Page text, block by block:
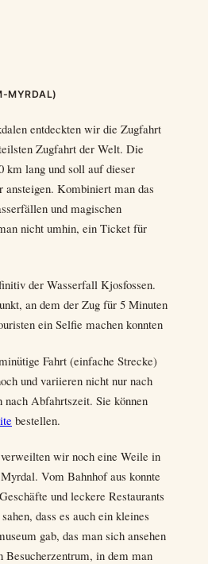
MYRDAL)
entdeckten wir die Zugfahrt
Zugfahrt der Welt. Die
km lang und soll auf dieser
ansteigen. Kombiniert man das
und magischen
nicht umhin, ein Ticket für
der Wasserfall Kjosfossen.
an dem der Zug für 5 Minuten
ein Selfie machen konnten
Fahrt (einfache Strecke)
und variieren nicht nur nach
nach Abfahrtszeit. Sie können
bestellen.
wir noch eine Weile in
Vom Bahnhof aus konnte
und leckere Restaurants
dass es auch ein kleines
gab, das man sich ansehen
Besucherzentrum, in dem man